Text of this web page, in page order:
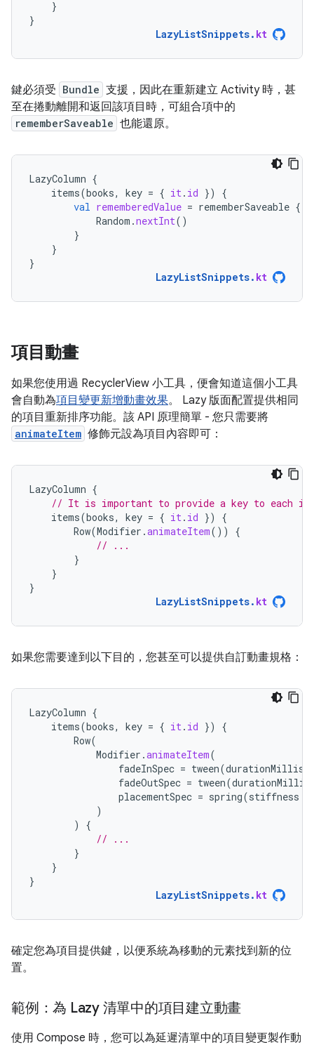
}
}
LazyListSnippets. kt
鍵必須受 Bundle 支援，因此在重新建立 Activity 時，甚
至在捲動離開和返回該項目時，可組合項中的
rememberSaveable 也能還原。
LazyColumn {
items(books, key = { it. id })
{
val rememberedValue = rememberSaveable {
Random .nextInt()
}
}
}
LazyListSnippets. kt
項目動畫
如果您使用過 RecyclerView 小工具，便會知道這個小工具
會自動為項目變更新增動畫效果。 Lazy 版面配置提供相同
的項目重新排序功能。該 API 原理簡單 - 您只需要將
animateItem 修飾元設為項目內容即可：
LazyColumn {
// It is important to provide a key to each
items(books, key = { it. id })
{
Row(Modifier .animateItem())
{
// ...
}
}
}
LazyListSnippets. kt
如果您需要達到以下目的，您甚至可以提供自訂動畫規格：
LazyColumn {
items(books, key = { it. id })
{
Row(
Modifier .animateItem(
fadeInSpec = tween(durationMillis
fadeOutSpec = tween(durationMillis
placementSpec = spring(stiffness
)
)
{
// ...
}
}
}
LazyListSnippets. kt
確定您為項目提供鍵，以便系統為移動的元素找到新的位
置。
範例：為 Lazy 清單中的項目建立動畫
使用 Compose 時，您可以為延遲清單中的項目變更製作動